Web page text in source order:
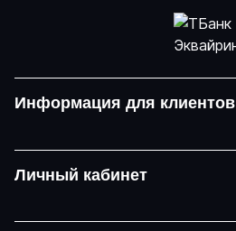
Информация для клиентов
Личный кабинет